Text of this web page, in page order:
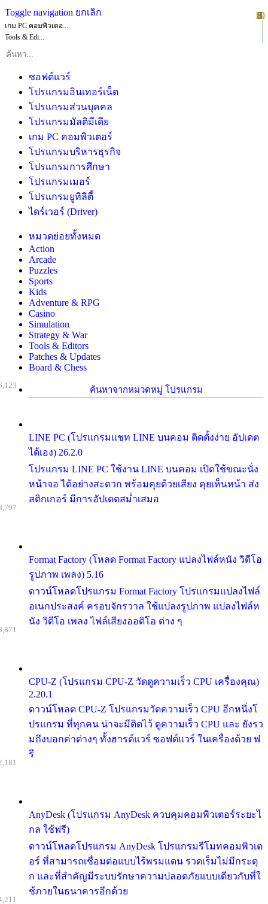
Toggle navigation ยกเลิก
เกม PC คอมพิวเตอ...
Tools & Edi...
ซอฟต์แวร์
โปรแกรมอินเทอร์เน็ต
โปรแกรมส่วนบุคคล
โปรแกรมมัลติมีเดีย
เกม PC คอมพิวเตอร์
โปรแกรมบริหารธุรกิจ
โปรแกรมการศึกษา
โปรแกรมเมอร์
โปรแกรมยูทิลิตี้
ไดร์เวอร์ (Driver)
หมวดย่อยทั้งหมด
Action
Arcade
Puzzles
Sports
Kids
Adventure & RPG
Casino
Simulation
Strategy & War
Tools & Editors
Patches & Updates
Board & Chess
ค้นหาจากหมวดหมู่ โปรแกรม
LINE PC (โปรแกรมแชท LINE บนคอม ติดตั้งง่าย อัปเดต
ได้เอง) 26.2.0
โปรแกรม LINE PC ใช้งาน LINE บนคอม เปิดใช้ขณะนั่ง
หน้าจอ ได้อย่างสะดวก พร้อมคุยด้วยเสียง คุยเห็นหน้า ส่ง
สติกเกอร์ มีการอัปเดตสม่ำเสมอ
Format Factory (โหลด Format Factory แปลงไฟล์หนัง วิดีโอ
รูปภาพ เพลง) 5.16
ดาวน์โหลดโปรแกรม Format Factory โปรแกรมแปลงไฟล์
อเนกประสงค์ ครอบจักรวาล ใช้แปลงรูปภาพ แปลงไฟล์ห
นัง วิดีโอ เพลง ไฟล์เสียงออดิโอ ต่าง ๆ
CPU-Z (โปรแกรม CPU-Z วัดดูความเร็ว CPU เครื่องคุณ)
2.20.1
ดาวน์โหลด CPU-Z โปรแกรมวัดความเร็ว CPU อีกหนึ่งโ
ปรแกรม ที่ทุกคน น่าจะมีติดไว้ ดูความเร็ว CPU และ ยังรว
มถึงบอกค่าต่างๆ ทั้งฮารด์แวร์ ซอฟต์แวร์ ในเครื่องด้วย ฟ
รี
AnyDesk (โปรแกรม AnyDesk ควบคุมคอมพิวเตอร์ระยะไ
กล ใช้ฟรี)
ดาวน์โหลดโปรแกรม AnyDesk โปรแกรมรีโมทคอมพิวเต
อร์ ที่สามารถเชื่อมต่อแบบไร้พรมแดน รวดเร็มไม่มีกระตุ
ก และที่สำคัญมีระบบรักษาความปลอดภัยแบบเดียวกับที่ใ
ช้ภายในธนาคารอีกด้วย
1
2
3
4
5
6
7
8
9
10